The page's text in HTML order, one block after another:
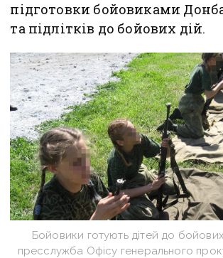
підготовки бойовиками
та підлітків до бойових дій.
Бойовики готують дітей до
пресслужба Офісу генерального